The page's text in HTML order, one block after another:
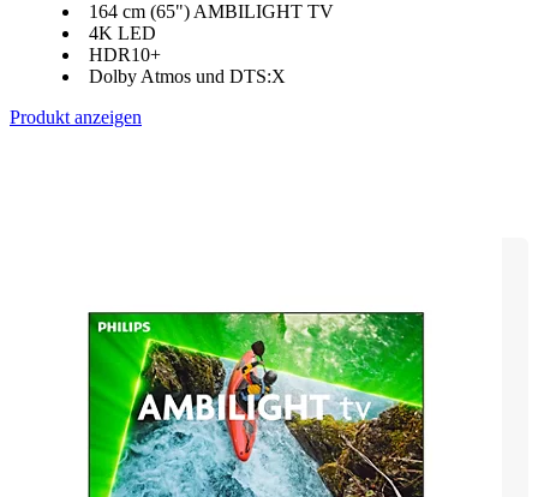
164 cm (65") AMBILIGHT TV
4K LED
HDR10+
Dolby Atmos und DTS:X
Produkt anzeigen